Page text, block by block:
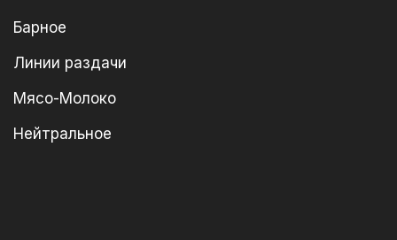
Барное
Линии раздачи
Мясо-Молоко
Нейтральное